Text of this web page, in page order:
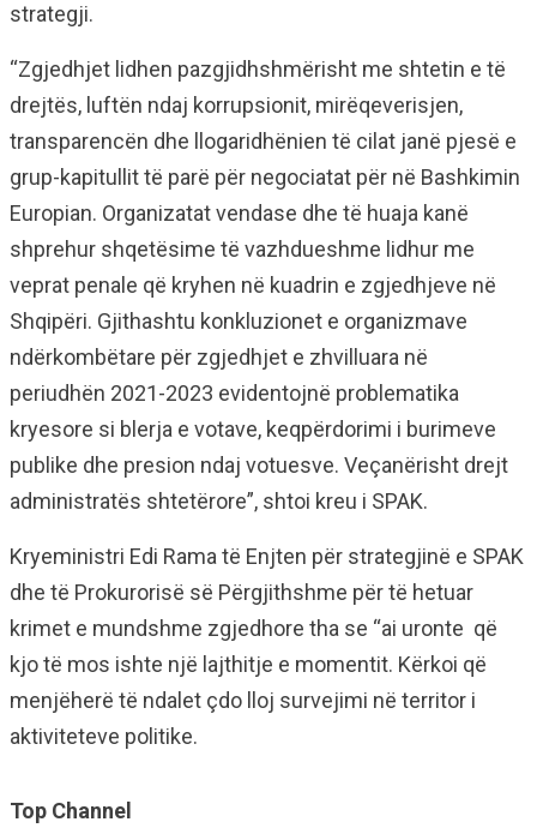
strategji.
“Zgjedhjet lidhen pazgjidhshmërisht me shtetin e të
drejtës, luftën ndaj korrupsionit, mirëqeverisjen,
transparencën dhe llogaridhënien të cilat janë pjesë e
grup-kapitullit të parë për negociatat për në Bashkimin
Europian. Organizatat vendase dhe të huaja kanë
shprehur shqetësime të vazhdueshme lidhur me
veprat penale që kryhen në kuadrin e zgjedhjeve në
Shqipëri. Gjithashtu konkluzionet e organizmave
ndërkombëtare për zgjedhjet e zhvilluara në
periudhën 2021-2023 evidentojnë problematika
kryesore si blerja e votave, keqpërdorimi i burimeve
publike dhe presion ndaj votuesve. Veçanërisht drejt
administratës shtetërore”, shtoi kreu i SPAK.
Kryeministri Edi Rama të Enjten për strategjinë e SPAK
dhe të Prokurorisë së Përgjithshme për të hetuar
krimet e mundshme zgjedhore tha se “ai uronte që
kjo të mos ishte një lajthitje e momentit. Kërkoi që
menjëherë të ndalet çdo lloj survejimi në territor i
aktiviteteve politike.
Top Channel